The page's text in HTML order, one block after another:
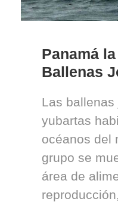
Panamá
Ballenas
Las
yubartas
océanos del
grupo se
área de